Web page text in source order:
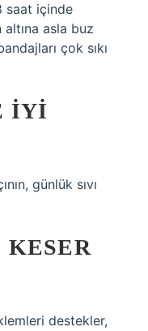
saat içinde
altına asla buz
çok sıkı
IYI
günlük sıvı
destekler,